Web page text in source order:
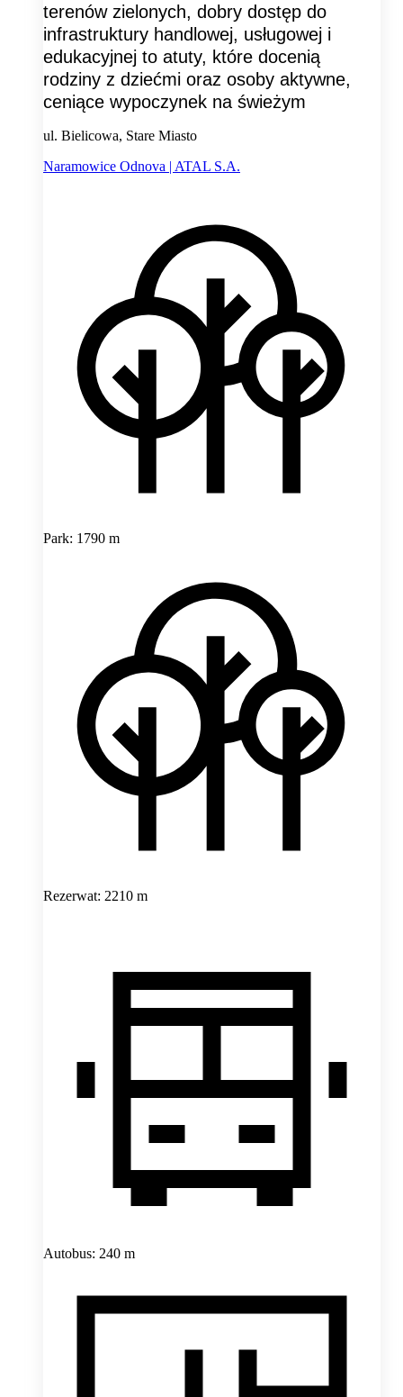
terenów zielonych, dobry dostęp do
infrastruktury handlowej, usługowej i
edukacyjnej to atuty, które docenią
rodziny z dziećmi oraz osoby aktywne,
ceniące wypoczynek na świeżym
ul. Bielicowa, Stare Miasto
Naramowice Odnova | ATAL S.A.
Park: 1790 m
Rezerwat: 2210 m
Autobus: 240 m